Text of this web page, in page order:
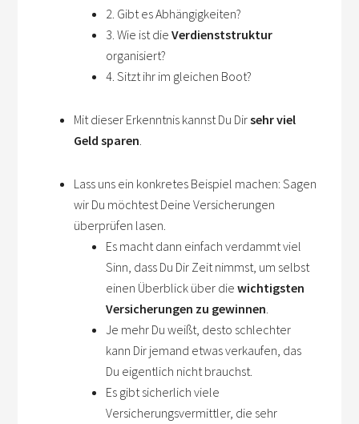
2. Gibt es Abhängigkeiten?
3. Wie ist dieVerdienststruktur
organisiert?
4. Sitzt ihr im gleichen Boot?
Mit dieser Erkenntnis kannst Du Dirsehr viel
Geld sparen
Lass uns ein konkretes Beispiel machen: Sagen
wir Du möchtest Deine Versicherungen
überprüfen lasen.
Es macht dann einfach verdammt viel
Sinn, dass Du Dir Zeit nimmst, um selbst
einen Überblick über diewichtigsten
Versicherungen zu gewinnen
Je mehr Du weißt, desto schlechter
kann Dir jemand etwas verkaufen, das
Du eigentlich nicht brauchst.
Es gibt sicherlich viele
Versicherungsvermittler, die sehr